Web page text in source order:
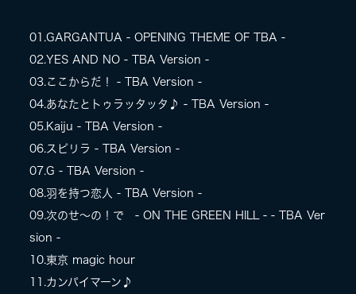
01.GARGANTUA - OPENING THEME OF TBA -
02.YES AND NO - TBA Version -
03.ここからだ！ - TBA Version -
04.あなたとトゥラッタッタ♪ - TBA Version -
05.Kaiju - TBA Version -
06.スピリラ - TBA Version -
07.G - TBA Version -
08.羽を持つ恋人 - TBA Version -
09.次のせ〜の！で - ON THE GREEN HILL - - TBA Ver
sion -
10.東京 magic hour
11.カンパイマーン♪